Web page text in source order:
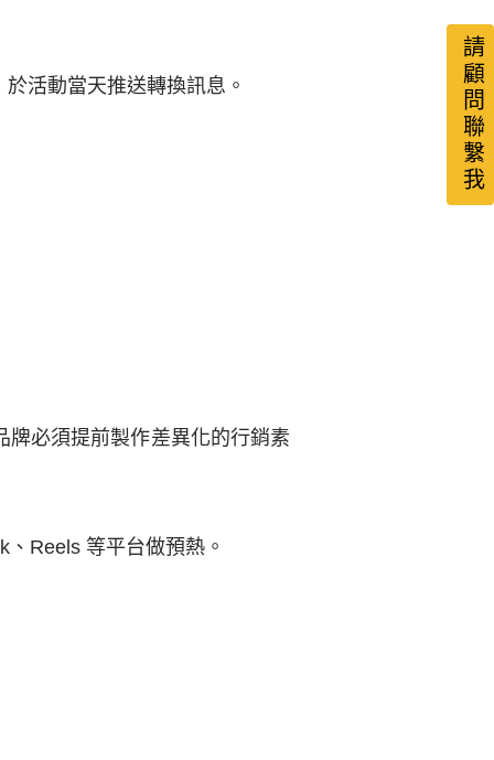
活動當天推送轉換訊息。
牌必須提前製作差異化的行銷素
Reels 等平台做預熱。
請顧問聯繫我